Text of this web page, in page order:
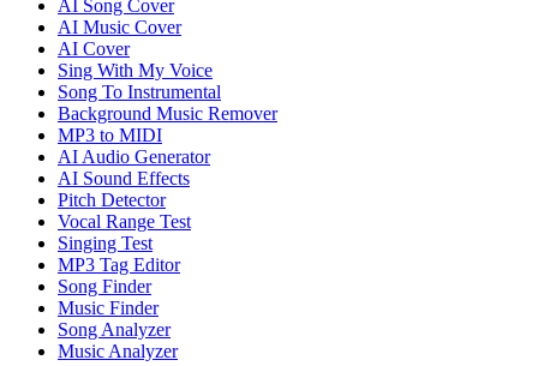
AI Song Cover
AI Music Cover
AI Cover
Sing With My Voice
Song To Instrumental
Background Music Remover
MP3 to MIDI
AI Audio Generator
AI Sound Effects
Pitch Detector
Vocal Range Test
Singing Test
MP3 Tag Editor
Song Finder
Music Finder
Song Analyzer
Music Analyzer